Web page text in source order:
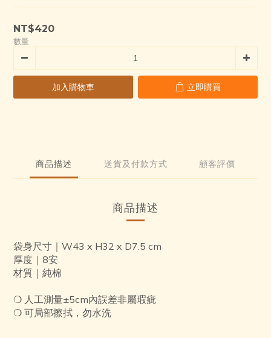
NT$420
數量
加入購物車 立即購買
商品描述 送貨及付款方式 顧客評價
商品描述
袋身尺寸｜W43 x H32 x D7.5 cm
厚度｜8安
材質｜純棉
❍ 人工測量±5cm內誤差非屬瑕疵
❍ 可局部擦拭，勿水洗